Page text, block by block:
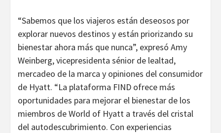
“Sabemos que los viajeros están deseosos por
explorar nuevos destinos y están priorizando su
bienestar ahora más que nunca”, expresó Amy
Weinberg, vicepresidenta sénior de lealtad,
mercadeo de la marca y opiniones del consumidor
de Hyatt. “La plataforma FIND ofrece más
oportunidades para mejorar el bienestar de los
miembros de World of Hyatt a través del cristal
del autodescubrimiento. Con experiencias